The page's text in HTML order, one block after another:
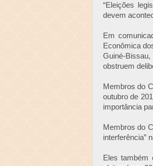
“Eleições
devem
Em
Econômica
Guiné-
obstruem
Membros do
outubro de
importância
Membros do
interferência”
Eles também